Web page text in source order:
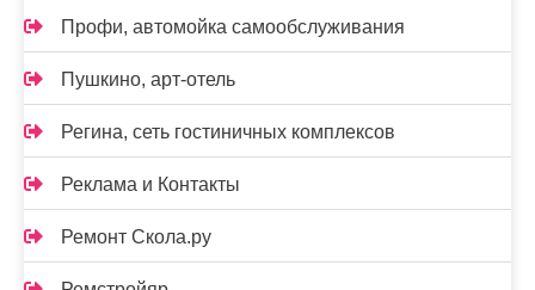
Профи, автомойка самообслуживания
Пушкино, арт-отель
Регина, сеть гостиничных комплексов
Реклама и Контакты
Ремонт Скола.ру